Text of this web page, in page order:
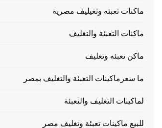
ماكنات تعبئه وتغيليف مصرية
ماكنات التعبئة والتغليف
ماكن تعبئه وتغليف
ما سعرماكينات التعبئة والتغليف بمصر
لماكينات التغليف والتعبئة
للبيع ماكينات تعبئة وتغليف مصر